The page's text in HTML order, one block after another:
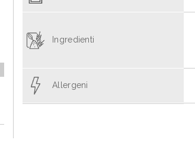
Ingredienti
Allergeni